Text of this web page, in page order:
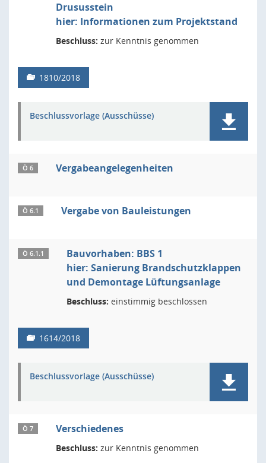
Drususstein
hier: Informationen zum Projektstand
Beschluss: zur Kenntnis genommen
1810/2018
Beschlussvorlage (Ausschüsse)
Ö 6 Vergabeangelegenheiten
Ö 6.1 Vergabe von Bauleistungen
Ö 6.1.1
Bauvorhaben: BBS 1
hier: Sanierung Brandschutzklappen
und Demontage Lüftungsanlage
Beschluss: einstimmig beschlossen
1614/2018
Beschlussvorlage (Ausschüsse)
Ö 7 Verschiedenes
Beschluss: zur Kenntnis genommen